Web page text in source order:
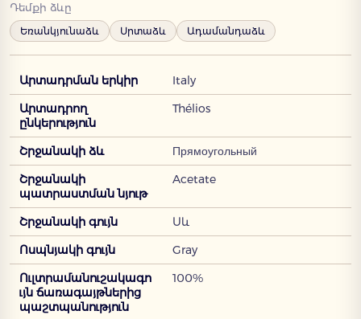
Դեմքի ձևը
Եռանկյունաձև Սրտաձև Ադամանդաձև
Արտադրման երկիր
Italy
Արտադրող
ընկերություն
Thélios
Շրջանակի ձև
Прямоугольный
Շրջանակի
պատրաստման նյութ
Acetate
Շրջանակի գույն
Սև
Ոսպնյակի գույն
Gray
Ուլտրամանուշակագո
ւյն ճառագայթներից
պաշտպանություն
100%